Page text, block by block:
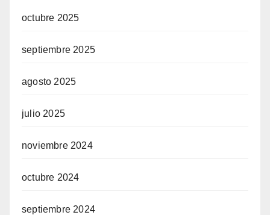
octubre 2025
septiembre 2025
agosto 2025
julio 2025
noviembre 2024
octubre 2024
septiembre 2024